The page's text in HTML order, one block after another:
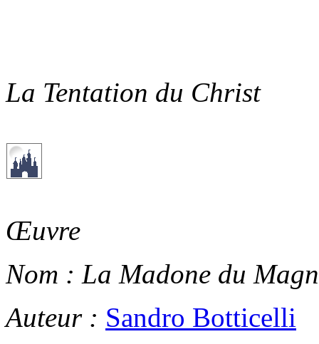
La Tentation du Christ
Œuvre
Nom : La Madone du
Auteur : Sandro Botticelli